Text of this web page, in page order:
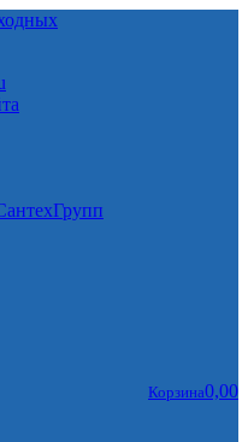
Корзина0,00